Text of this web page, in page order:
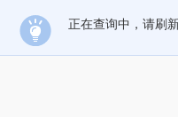
正在查询中，请刷